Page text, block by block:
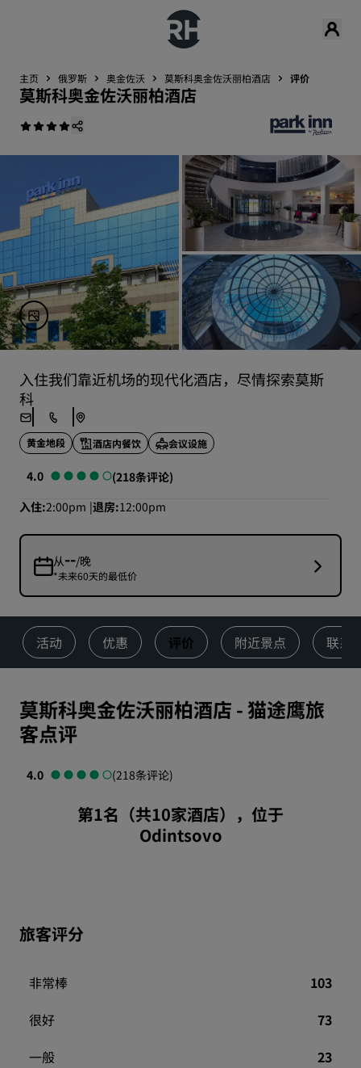
主页 俄罗斯 奥金佐沃 莫斯科奥金佐沃丽柏酒店 评价
莫斯科奥金佐沃丽柏酒店
入住我们靠近机场的现代化酒店，尽情探索莫斯
科
黄金地段 酒店内餐饮 会议设施
4.0
(218条评论)
入住 2:00pm 退房 12:00pm
从--/晚
*未来60天的最低价
活动 优惠 评价 附近景点 联系
莫斯科奥金佐沃丽柏酒店 -猫途鹰旅
客点评
4.0 (218条评论)
第1名（共10家酒店），位于
Odintsovo
旅客评分
非常棒
103
很好
73
一般
23